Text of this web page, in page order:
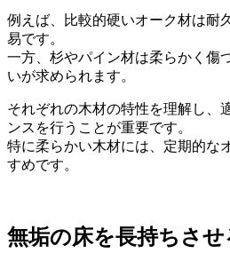
例えば、比較的硬いオーク材は耐
易です。
一方、杉やパイン材は柔らかく傷
いが求められます。
それぞれの木材の特性を理解し、
ンスを行うことが重要です。
特に柔らかい木材には、定期的な
すめです。
無垢の床を長持ちさせ